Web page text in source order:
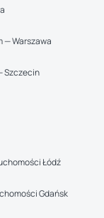
— Warszawa
Szczecin
Łódź
Gdańsk